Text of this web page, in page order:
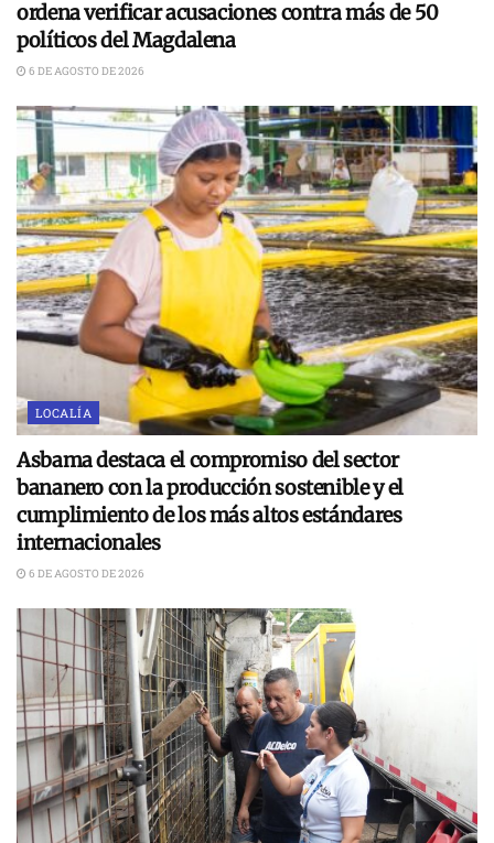
ordena verificar acusaciones contra más de 50
políticos del Magdalena
6 DE AGOSTO DE 2026
LOCALÍA
Asbama destaca el compromiso del sector
bananero con la producción sostenible y el
cumplimiento de los más altos estándares
internacionales
6 DE AGOSTO DE 2026